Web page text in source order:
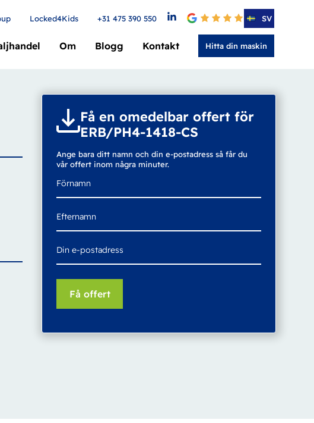
Om Blogg Kontakt Hitta din maskin
Locked4Kids +31 475 390 550 4.6SV
Få en omedelbar offert för
ERB/PH4-1418-CS
Ange bara ditt namn och din e-postadress så får du
vår offert inom några minuter.